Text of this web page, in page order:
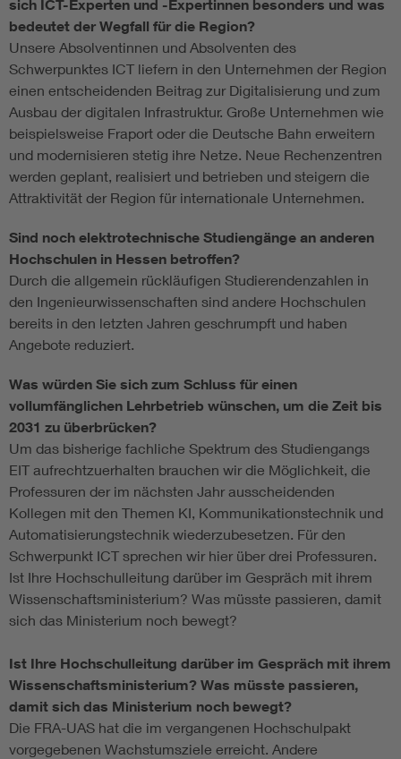
sich ICT-Experten und -Expertinnen besonders und was
bedeutet der Wegfall für die Region?
Unsere Absolventinnen und Absolventen des
Schwerpunktes ICT liefern in den Unternehmen der Region
einen entscheidenden Beitrag zur Digitalisierung und zum
Ausbau der digitalen Infrastruktur. Große Unternehmen wie
beispielsweise Fraport oder die Deutsche Bahn erweitern
und modernisieren stetig ihre Netze. Neue Rechenzentren
werden geplant, realisiert und betrieben und steigern die
Attraktivität der Region für internationale Unternehmen.
Sind noch elektrotechnische Studiengänge an anderen
Hochschulen in Hessen betroffen?
Durch die allgemein rückläufigen Studierendenzahlen in
den Ingenieurwissenschaften sind andere Hochschulen
bereits in den letzten Jahren geschrumpft und haben
Angebote reduziert.
Was würden Sie sich zum Schluss für einen
vollumfänglichen Lehrbetrieb wünschen, um die Zeit bis
2031 zu überbrücken?
Um das bisherige fachliche Spektrum des Studiengangs
EIT aufrechtzuerhalten brauchen wir die Möglichkeit, die
Professuren der im nächsten Jahr ausscheidenden
Kollegen mit den Themen KI, Kommunikationstechnik und
Automatisierungstechnik wiederzubesetzen. Für den
Schwerpunkt ICT sprechen wir hier über drei Professuren.
Ist Ihre Hochschulleitung darüber im Gespräch mit ihrem
Wissenschaftsministerium? Was müsste passieren, damit
sich das Ministerium noch bewegt?
Ist Ihre Hochschulleitung darüber im Gespräch mit ihrem
Wissenschaftsministerium? Was müsste passieren,
damit sich das Ministerium noch bewegt?
Die FRA-UAS hat die im vergangenen Hochschulpakt
vorgegebenen Wachstumsziele erreicht. Andere